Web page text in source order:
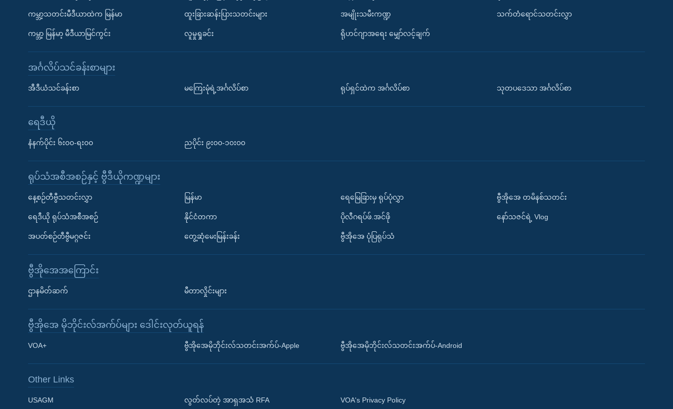
Learning English
ကမ္ဘာ့သတင်းမီဒီယာထဲက မြန်မာ
ကမ္ဘာ့ မြန်မာ့ မီဒီယာမြင်ကွင်း
ထူးခြားဆန်းပြားသတင်းများ
လူမှုရှုခင်း
အမျိုးသမီးကဏ္ဍ
ရိုဟင်ဂျာအရေး မျှော်လင့်ချက်
သက်တံရောင်သတင်းလွှာ
အင်္ဂလိပ်သင်ခန်းစာများ
အီဒီယံသင်ခန်းစာ မကြေးမုံရဲ့အင်္ဂလိပ်စာ ရုပ်ရှင်ထဲက အင်္ဂလိပ်စာ သုတပဒေသာ အင်္ဂလိပ်စာ
ရေဒီယို
နံနက်ပိုင်း ၆း၀၀-ရး၀၀ ညပိုင်း ၉း၀၀-၁၀း၀၀
ရုပ်သံအစီအစဉ်နှင့် ဗွီဒီယိုကဏ္ဍများ
နေ့စဉ်တီဗွီသတင်းလွှာ
ရေဒီယို ရုပ်သံအစီအစဉ်
အပတ်စဉ်တီဗွီမဂ္ဂဇင်း
မြန်မာ
နိုင်ငံတကာ
တွေ့ဆုံမေးမြန်းခန်း
ရေမြေခြားမှ ရုပ်ပုံလွှာ
ပိုလီဂရပ်ဖ်.အင်ဖို
ဗွီအိုအေ ပုံပြရုပ်သံ
ဗွီအိုအေ တမိနစ်သတင်း
နော်သဇင်ရဲ့ Vlog
ဗွီအိုအေအကြောင်း
ဌာနမိတ်ဆက် မီတာလှိုင်းများ
ဗွီအိုအေ မိုဘိုင်းလ်အက်ပ်များ ဒေါင်းလုတ်ယူရန်
VOA+ ဗွီအိုအေမိုဘိုင်းလ်သတင်းအက်ပ်-Apple ဗွီအိုအေမိုဘိုင်းလ်သတင်းအက်ပ်-Android
Other Links
USAGM လွတ်လပ်တဲ့ အာရှအသံ RFA VOA's Privacy Policy